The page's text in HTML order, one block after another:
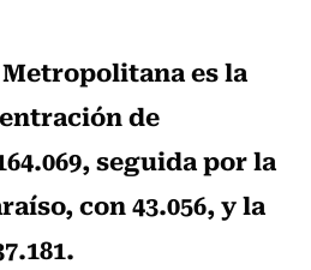
es la
de
seguida por la
con 43.056, y la